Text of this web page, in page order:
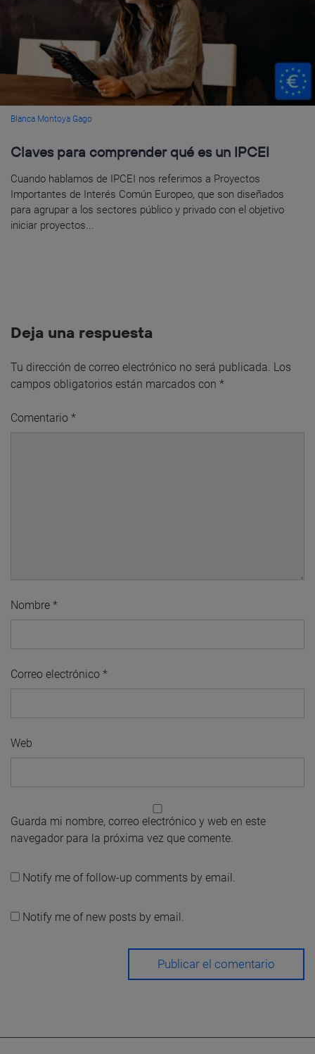
Blanca Montoya Gago
Claves para comprender qué es un IPCEI
Cuando hablamos de IPCEI nos referimos a Proyectos
Importantes de Interés Común Europeo, que son diseñados
para agrupar a los sectores público y privado con el objetivo
iniciar proyectos...
Deja una respuesta
Tu dirección de correo electrónico no será publicada. Los
campos obligatorios están marcados con *
Comentario *
Nombre *
Correo electrónico *
Web
Guarda mi nombre, correo electrónico y web en este
navegador para la próxima vez que comente.
Notify me of follow-up comments by email.
Notify me of new posts by email.